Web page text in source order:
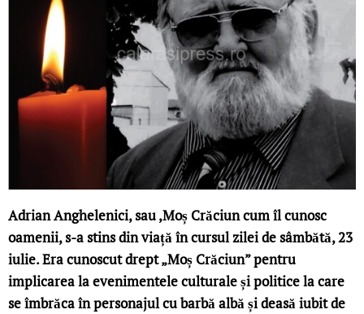
Adrian Anghelenici, sau ,Moș Crăciun cum îl cunosc
oamenii,s-a stins din viață în cursul zilei de sâmbătă, 23
iulie. Era cunoscut drept „Moș Crăciun” pentru
implicarea la evenimentele culturale și politice la care
se îmbrăca în personajul cu barbă albă și deasă iubit de